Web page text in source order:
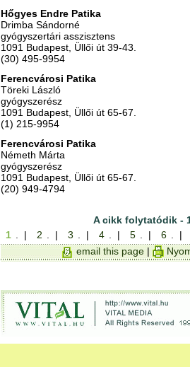
Hőgyes Endre Patika
Drimba Sándorné
gyógyszertári asszisztens
1091 Budapest, Üllői út 39-43.
(30) 495-9954
Ferencvárosi Patika
Töreki László
gyógyszerész
1091 Budapest, Üllői út 65-67.
(1) 215-9954
Ferencvárosi Patika
Németh Márta
gyógyszerész
1091 Budapest, Üllői út 65-67.
(20) 949-4794
A cikk folytatódik -
1
. | 2 . | 3 . | 4 . | 5 . | 6
. |
email this page |